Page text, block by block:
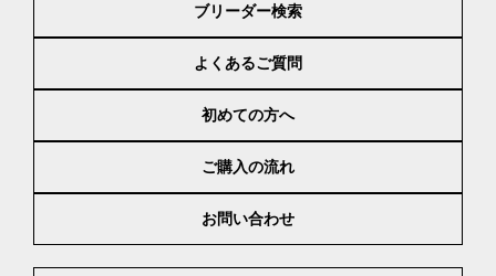
ブリーダー検索
よくあるご質問
初めての方へ
ご購入の流れ
お問い合わせ